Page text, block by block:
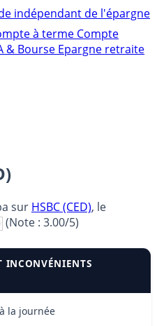
indépendant de l'épargne
à terme Compte
& Bourse Epargne retraite
sur HSBC (CED), le
(Note : 3.00/5)
INCONVÉNIENTS
la journée